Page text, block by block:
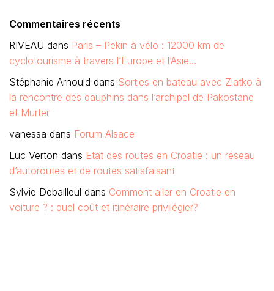
Commentaires récents
RIVEAU dans Paris – Pekin à vélo : 12000 km de
cyclotourisme à travers l’Europe et l’Asie…
Stéphanie Arnould dans Sorties en bateau avec Zlatko à
la rencontre des dauphins dans l’archipel de Pakostane
et Murter
vanessa dans Forum Alsace
Luc Verton dans Etat des routes en Croatie : un réseau
d’autoroutes et de routes satisfaisant
Sylvie Debailleul dans Comment aller en Croatie en
voiture ? : quel coût et itinéraire privilégier?